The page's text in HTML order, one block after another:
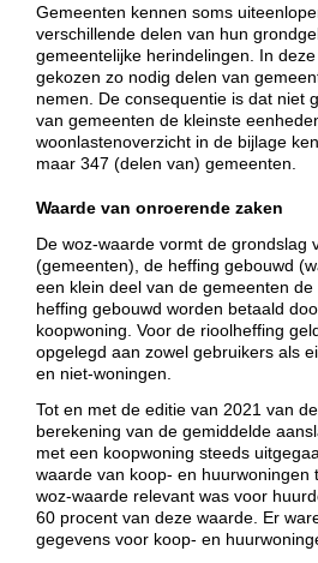
Gemeenten kennen soms
verschillende delen van hun
gemeentelijke herindelingen. In
gekozen zo nodig delen van
nemen. De consequentie is dat niet
van gemeenten de kleinste
woonlastenoverzicht in de bijlage
maar 347 (delen van) gemeenten.
Waarde van onroerende zaken
De woz-waarde vormt de grondslag
(gemeenten), de heffing gebouwd
een klein deel van de gemeenten
heffing gebouwd worden betaald
koopwoning. Voor de rioolheffing
opgelegd aan zowel gebruikers als
en niet-woningen.
Tot en met de editie van 2021 van
berekening van de gemiddelde
met een koopwoning steeds
waarde van koop- en huurwoningen
woz-waarde relevant was voor
60 procent van deze waarde. Er
gegevens voor koop- en